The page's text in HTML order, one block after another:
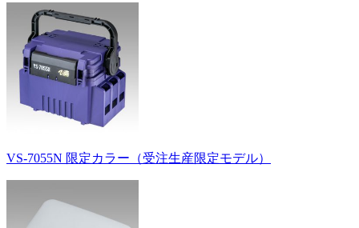
VS-7055N 限定カラー（受注生産限定モデル）